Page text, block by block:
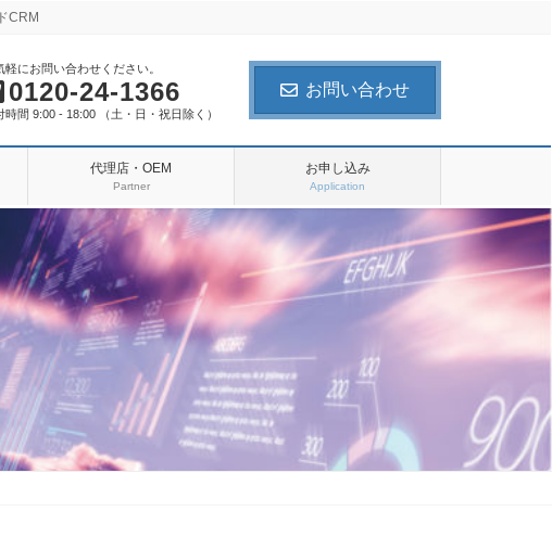
CRM
軽にお問い合わせください。
0120-24-1366
時間 9:00 - 18:00 （土・日・祝日除く）
お問い合わせ
代理店・OEM
Partner
お申し込み
Application